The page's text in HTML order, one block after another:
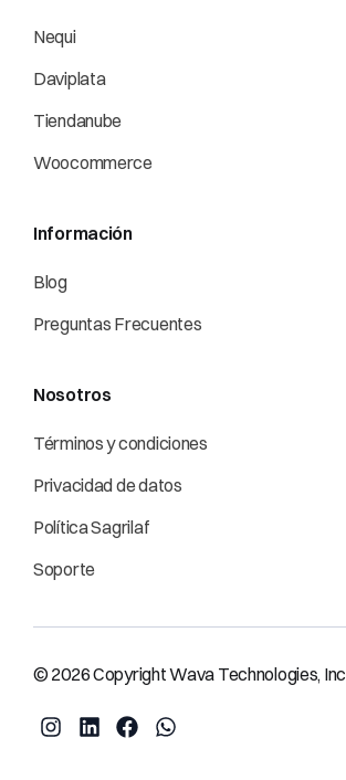
Nequi
Daviplata
Tiendanube
Woocommerce
Información
Blog
Preguntas Frecuentes
Nosotros
Términos y condiciones
Privacidad de datos
Política Sagrilaf
Soporte
© 2026 Copyright Wava Technologies, Inc